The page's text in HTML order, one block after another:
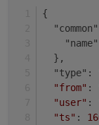
Button
alles
Ich nutz
{
  },
  "type":
"from" :
"user" :
"ts" :